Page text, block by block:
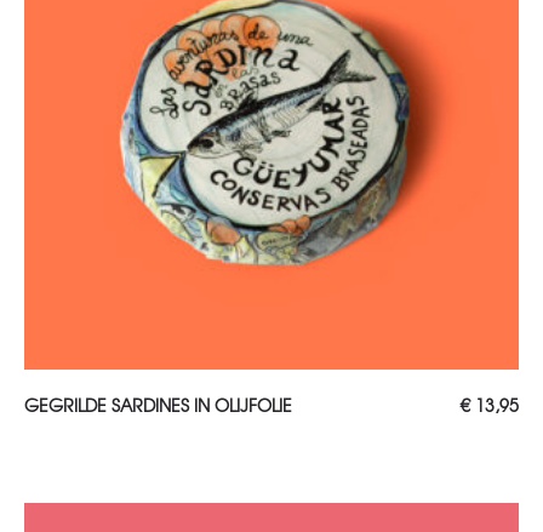
TOEVOEGEN AAN WINKELWAGEN
GEGRILDE SARDINES IN OLIJFOLIE €13,95